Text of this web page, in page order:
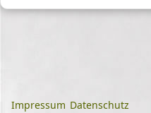
Impressum Datenschutz